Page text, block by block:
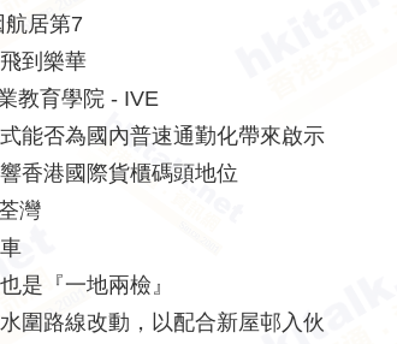
居第7
到樂華
教育學院 - IVE
能否為國內普速通勤化帶來啟示
香港國際貨櫃碼頭地位
灣
是『一地兩檢』
圍路線改動，以配合新屋邨入伙